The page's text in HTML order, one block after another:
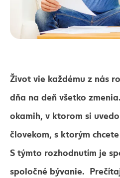
Život vie každému z nás
dňa na deň všetko
okamih, v ktorom si
človekom, s ktorým
S týmto rozhodnutím je
spoločné bývanie.